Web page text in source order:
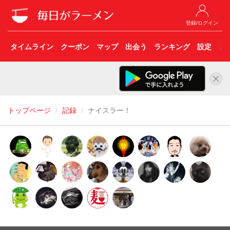
登録/ログイン
タイムライン クーポン マップ 出会う ランキング 設定 こ
トップページ 記録 ナイスラー！